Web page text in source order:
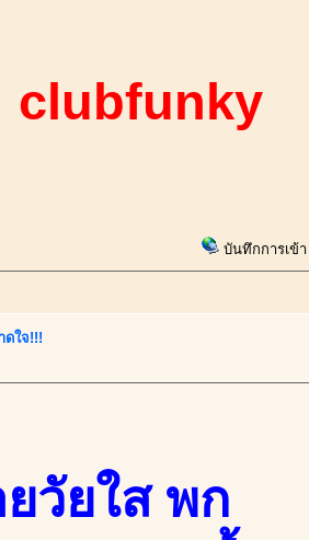
clubfunky
บันทึกการเข้า
ใจ!!!
วัยใส พก